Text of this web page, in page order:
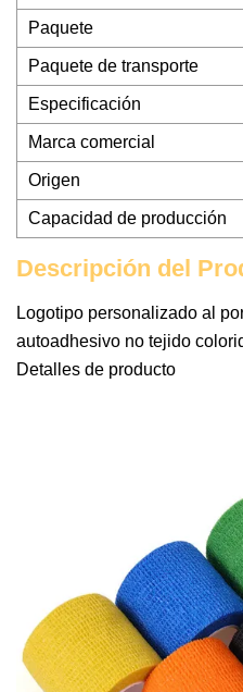
Paquete
Paquete de transporte
Especificación
Marca comercial
Origen
Capacidad de producción
Descripción del
Logotipo personalizado al
autoadhesivo no tejido
Detalles de producto